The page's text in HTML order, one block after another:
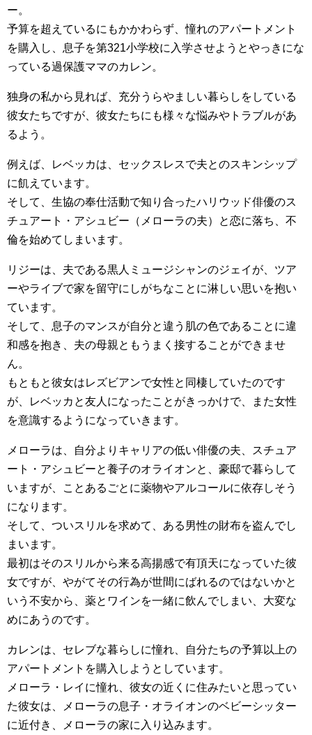
ー。
予算を超えているにもかかわらず、憧れのアパートメント
を購入し、息子を第321小学校に入学させようとやっきにな
っている過保護ママのカレン。
独身の私から見れば、充分うらやましい暮らしをしている
彼女たちですが、彼女たちにも様々な悩みやトラブルがあ
るよう。
例えば、レベッカは、セックスレスで夫とのスキンシップ
に飢えています。
そして、生協の奉仕活動で知り合ったハリウッド俳優のス
チュアート・アシュビー（メローラの夫）と恋に落ち、不
倫を始めてしまいます。
リジーは、夫である黒人ミュージシャンのジェイが、ツア
ーやライブで家を留守にしがちなことに淋しい思いを抱い
ています。
そして、息子のマンスが自分と違う肌の色であることに違
和感を抱き、夫の母親ともうまく接することができませ
ん。
もともと彼女はレズビアンで女性と同棲していたのです
が、レベッカと友人になったことがきっかけで、また女性
を意識するようになっていきます。
メローラは、自分よりキャリアの低い俳優の夫、スチュア
ート・アシュビーと養子のオライオンと、豪邸で暮らして
いますが、ことあるごとに薬物やアルコールに依存しそう
になります。
そして、ついスリルを求めて、ある男性の財布を盗んでし
まいます。
最初はそのスリルから来る高揚感で有頂天になっていた彼
女ですが、やがてその行為が世間にばれるのではないかと
いう不安から、薬とワインを一緒に飲んでしまい、大変な
めにあうのです。
カレンは、セレブな暮らしに憧れ、自分たちの予算以上の
アパートメントを購入しようとしています。
メローラ・レイに憧れ、彼女の近くに住みたいと思ってい
た彼女は、メローラの息子・オライオンのベビーシッター
に近付き、メローラの家に入り込みます。